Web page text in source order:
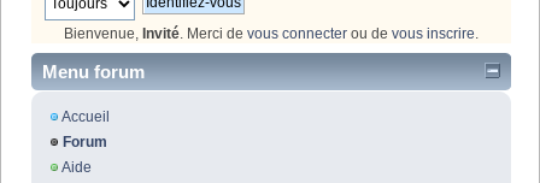
Bienvenue, Invité . Merci de vous connecter ou de vous inscrire
Menu forum
Accueil
Forum
Aide